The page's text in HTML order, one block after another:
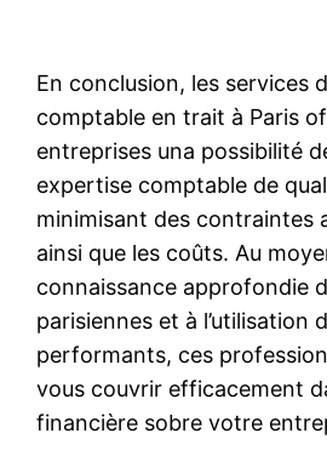
En conclusion, les services
comptable en trait à Paris
entreprises una possibilité
expertise comptable de
minimisant des contraintes
ainsi que les coûts. Au
connaissance approfondie
parisiennes et à l’utilisation
performants, ces
vous couvrir efficacement
financière sobre votre